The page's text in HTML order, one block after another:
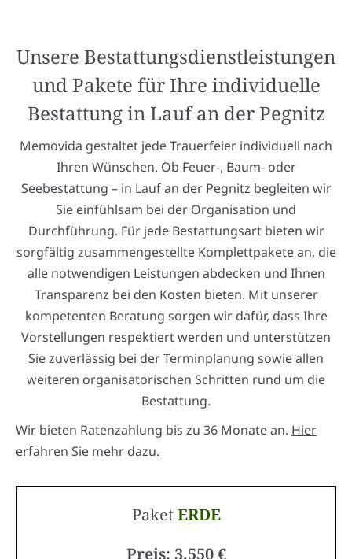
Unsere Bestattungsdienstleistungen
und Pakete für Ihre individuelle
Bestattung in Lauf an der Pegnitz
Memovida gestaltet jede Trauerfeier individuell nach
Ihren Wünschen. Ob Feuer-, Baum- oder
Seebestattung – in Lauf an der Pegnitz begleiten wir
Sie einfühlsam bei der Organisation und
Durchführung. Für jede Bestattungsart bieten wir
sorgfältig zusammengestellte Komplettpakete an, die
alle notwendigen Leistungen abdecken und Ihnen
Transparenz bei den Kosten bieten. Mit unserer
kompetenten Beratung sorgen wir dafür, dass Ihre
Vorstellungen respektiert werden und unterstützen
Sie zuverlässig bei der Terminplanung sowie allen
weiteren organisatorischen Schritten rund um die
Bestattung.
Wir bieten Ratenzahlung bis zu 36 Monate an. Hier
erfahren Sie mehr dazu.
PaketERDE
Preis: 3.550 €